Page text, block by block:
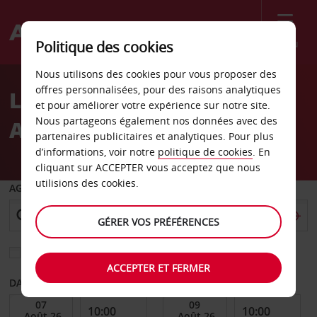
Menu
Welcome
AvisLocation de voiture
Aéroport de Geraldton
AGENCE DE DÉPART
Sélectionnez une autre agence de retour
DATE DE DÉBUT DATE DE FIN
Politique des cookies
Nous utilisons des cookies pour vous proposer des
offres personnalisées, pour des raisons analytiques
et pour améliorer votre expérience sur notre site.
Nous partageons également nos données avec des
partenaires publicitaires et analytiques. Pour plus
d’informations, voir notre politique de cookies. En
cliquant sur ACCEPTER vous acceptez que nous
utilisions des cookies.
GÉRER VOS PRÉFÉRENCES
ACCEPTER ET FERMER